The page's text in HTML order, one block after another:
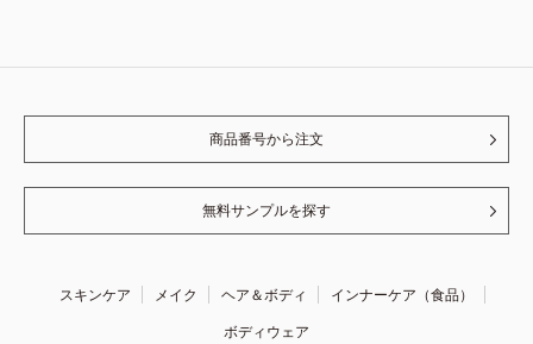
商品番号から注文
無料サンプルを探す
スキンケア メイク ヘア＆ボディ
インナーケア（食品）
ボディウェア